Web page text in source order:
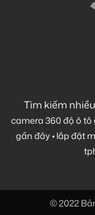
Tìm kiếm
camera 360 độ ô tô
gần đây•lắp đặt
© 2022